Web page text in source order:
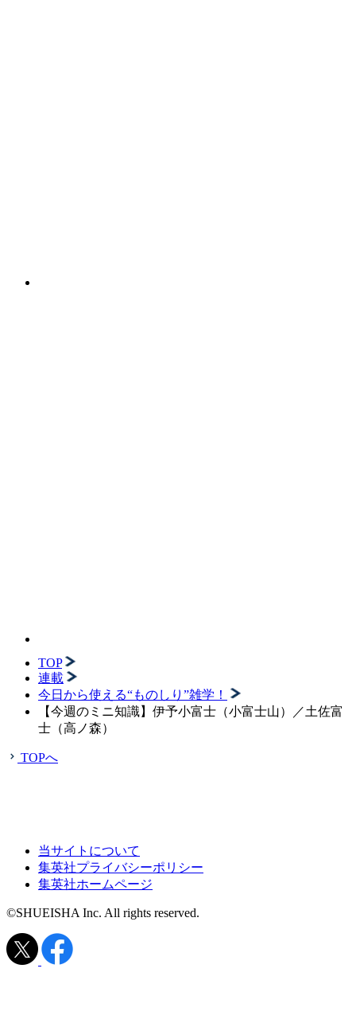
TOP
連載
今日から使える“ものしり”雑学！
【今週のミニ知識】伊予小富士（小富士山）／土佐富
士（高ノ森）
TOPへ
当サイトについて
集英社プライバシーポリシー
集英社ホームページ
©SHUEISHA Inc. All rights reserved.